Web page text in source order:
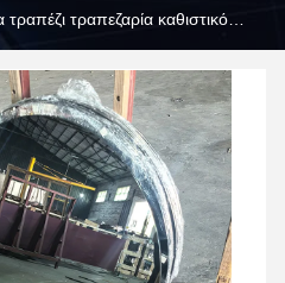
τραπεζαρία καθιστικό